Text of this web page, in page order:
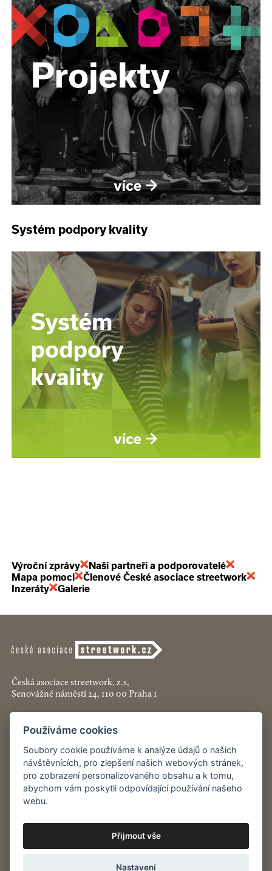
Systém podpory kvality
Výroční zprávy
Naši partneři a podporovatelé
Mapa pomoci
Členové České asociace streetwork
Inzeráty
Galerie
Česká asociace streetwork, z.s,
Senovážné náměstí 24, 110 00 Praha 1
+420 774 913 777
asociace@streetwork.cz
Nastavení cookies
Restartshop.cz
Pracenaulici.cz
Odběr
Používáme cookies
Soubory cookie používáme k analýze údajů o našich
návštěvnících, pro zlepšení našich webových stránek,
pro zobrazení personalizovaného obsahu a k tomu,
abychom vám poskytli odpovídající používání našeho
webu.
Přijmout vše
Nastavení